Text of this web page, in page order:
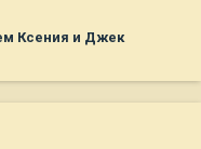
Ксения и Джек